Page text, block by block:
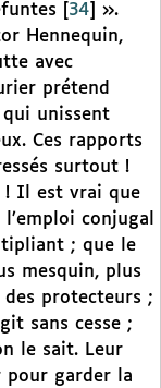
34
».
Hennequin,
avec
prétend
unissent
Ces rapports
surtout !
! Il est vrai que
conjugal
; que le
mesquin, plus
protecteurs ;
sans cesse ;
le sait. Leur
garder la